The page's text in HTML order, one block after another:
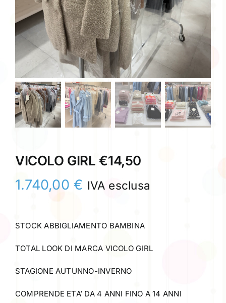
VICOLO GIRL €14,50
1.740,00 € IVA esclusa
STOCK ABBIGLIAMENTO BAMBINA
TOTAL LOOK DI MARCA VICOLO GIRL
STAGIONE AUTUNNO-INVERNO
COMPRENDE ETA’ DA 4 ANNI FINO A 14 ANNI